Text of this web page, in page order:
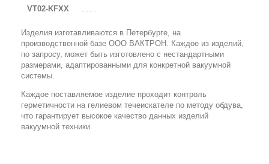
VT02-KFXX ……
Изделия изготавливаются в Петербурге, на
производственной базе ООО ВАКТРОН. Каждое из изделий,
по запросу, может быть изготовлено с нестандартными
размерами, адаптированными для конкретной вакуумной
системы.
Каждое поставляемое изделие проходит контроль
герметичности на гелиевом течеискателе по методу обдува,
что гарантирует высокое качество данных изделий
вакуумной техники.